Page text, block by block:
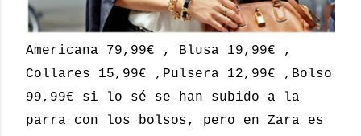
Americana 79,99€ , Blusa 19,99€ ,
Collares 15,99€ ,Pulsera 12,99€ ,Bolso
99,99€ si lo sé se han subido a la
parra con los bolsos, pero en Zara es